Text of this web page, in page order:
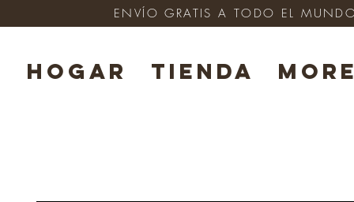
HOGAR TIENDA
ENVÍO GRATIS A TODO EL